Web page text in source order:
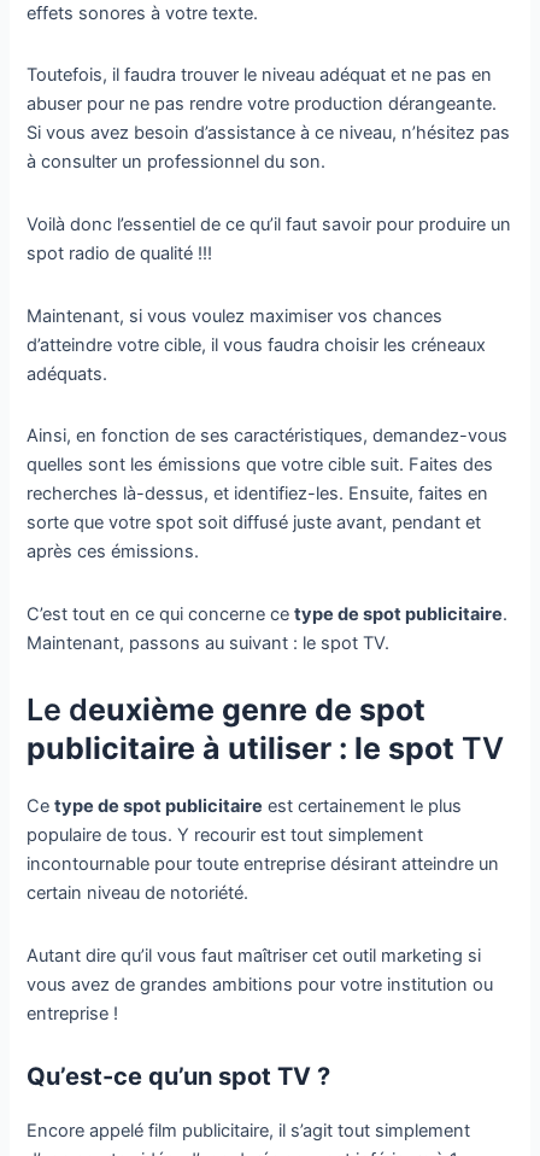
effets sonores à votre texte.
Toutefois, il faudra trouver le niveau adéquat et ne pas en
abuser pour ne pas rendre votre production dérangeante.
Si vous avez besoin d’assistance à ce niveau, n’hésitez pas
à consulter un professionnel du son.
Voilà donc l’essentiel de ce qu’il faut savoir pour produire un
spot radio de qualité !!!
Maintenant, si vous voulez maximiser vos chances
d’atteindre votre cible, il vous faudra choisir les créneaux
adéquats.
Ainsi, en fonction de ses caractéristiques, demandez-vous
quelles sont les émissions que votre cible suit. Faites des
recherches là-dessus, et identifiez-les. Ensuite, faites en
sorte que votre spot soit diffusé juste avant, pendant et
après ces émissions.
C’est tout en ce qui concerne cetype de spot publicitaire.
Maintenant, passons au suivant : le spot TV.
Le deuxième genre de spot
publicitaire à utiliser : le spot TV
Cetype de spot publicitaire est certainement le plus
populaire de tous. Y recourir est tout simplement
incontournable pour toute entreprise désirant atteindre un
certain niveau de notoriété.
Autant dire qu’il vous faut maîtriser cet outil marketing si
vous avez de grandes ambitions pour votre institution ou
entreprise !
Qu’est-ce qu’un spot TV ?
Encore appelé film publicitaire, il s’agit tout simplement